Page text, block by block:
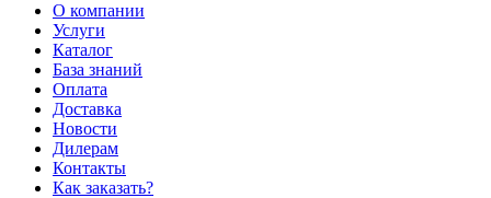
О компании
Услуги
Каталог
База знаний
Оплата
Доставка
Новости
Дилерам
Контакты
Как заказать?